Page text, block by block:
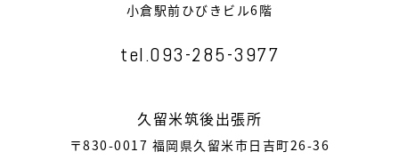
小倉駅前ひびきビル6階
tel.093-285-3977
久留米筑後出張所
〒830-0017 福岡県久留米市日吉町26-36